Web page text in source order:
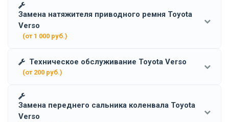
Замена натяжителя приводного ремня Toyota
Verso
(от 1 000 руб.)
Техническое обслуживание Toyota Verso
(от 200 руб.)
Замена переднего сальника коленвала Toyota
Verso